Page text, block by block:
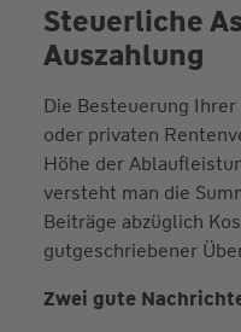
Steuerliche
Auszahlung
Die Besteuerung
oder privaten
Höhe der
versteht man die
Beiträge abzüglich
gutgeschriebener
Zwei gute